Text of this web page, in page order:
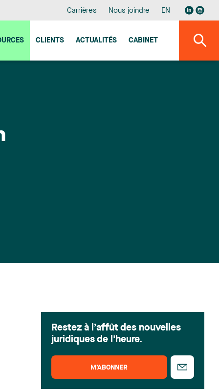
Carrières Nous joindre EN
CLIENTS ACTUALITÉS CABINET
Restez à l’affût des nouvelles
juridiques de l'heure.
M’ABONNER